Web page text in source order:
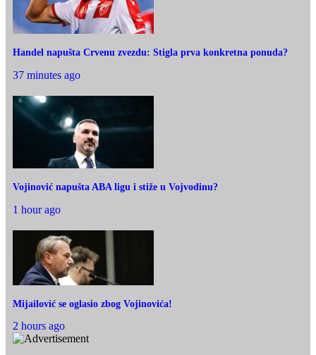
Handel napušta Crvenu zvezdu: Stigla prva konkretna ponuda?
37 minutes ago
Vojinović napušta ABA ligu i stiže u Vojvodinu?
1 hour ago
Mijailović se oglasio zbog Vojinovića!
2 hours ago